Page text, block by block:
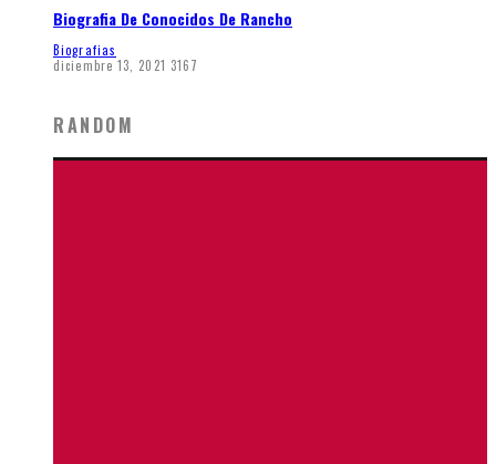
Biografia De Conocidos De Rancho
Biografias
diciembre 13, 2021 3167
RANDOM